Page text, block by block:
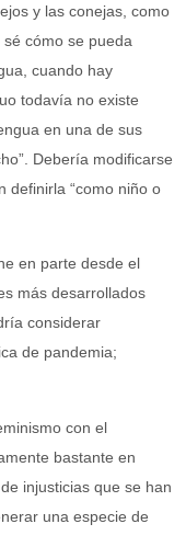
y las conejas, como
cómo se pueda
cuando hay
todavía no existe
en una de sus
Debería modificarse
definirla “como niño o
en parte desde el
más desarrollados
considerar
de pandemia;
con el
bastante en
injusticias que se han
una especie de